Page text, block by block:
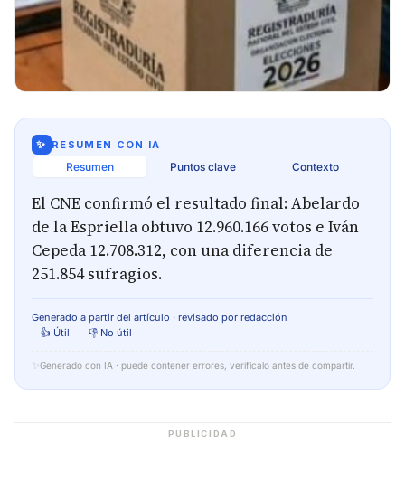
✨ RESUMEN CON IA
Resumen Puntos clave Contexto
El CNE confirmó el resultado final: Abelardo
de la Espriella obtuvo 12.960.166 votos e Iván
Cepeda 12.708.312, con una diferencia de
251.854 sufragios.
Generado a partir del artículo · revisado por redacción
👍 Útil
👎 No útil
✨ Generado con IA · puede contener errores, verifícalo antes de compartir.
PUBLICIDAD